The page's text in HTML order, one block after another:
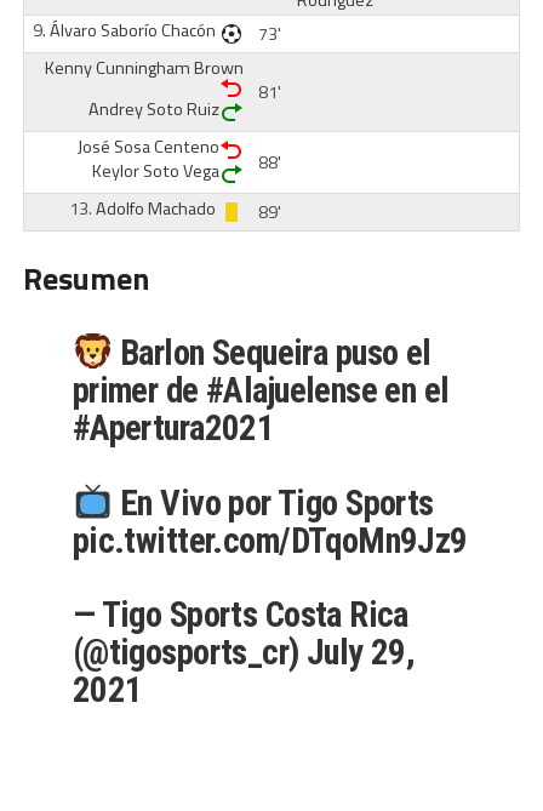
9.Álvaro Saborío Chacón
73'
Kenny Cunningham Brown
Andrey Soto Ruiz
81'
José Sosa Centeno
Keylor Soto Vega
88'
13.Adolfo Machado 89'
Resumen
Barlon Sequeira puso el
primer de #Alajuelense en el
#Apertura2021
En Vivo por Tigo Sports
pic.twitter.com/DTqoMn9Jz9
— Tigo Sports Costa Rica
(@tigosports_cr) July 29,
2021